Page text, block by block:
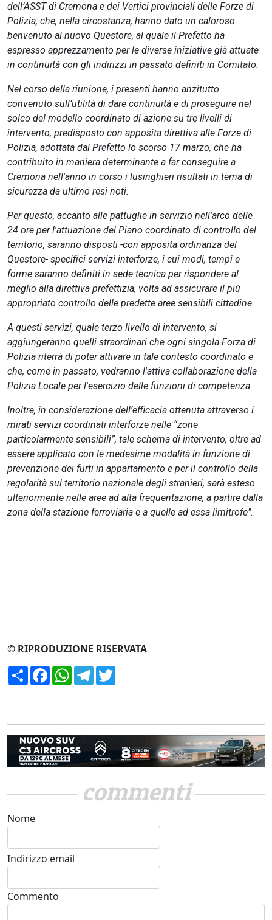
dell’ASST di Cremona e dei Vertici provinciali delle Forze di
Polizia, che, nella circostanza, hanno dato un caloroso
benvenuto al nuovo Questore, al quale il Prefetto ha
espresso apprezzamento per le diverse iniziative già attuate
in continuità con gli indirizzi in passato definiti in Comitato.
Nel corso della riunione, i presenti hanno anzitutto
convenuto sull’utilità di dare continuità e di proseguire nel
solco del modello coordinato di azione su tre livelli di
intervento, predisposto con apposita direttiva alle Forze di
Polizia, adottata dal Prefetto lo scorso 17 marzo, che ha
contribuito in maniera determinante a far conseguire a
Cremona nell'anno in corso i lusinghieri risultati in tema di
sicurezza da ultimo resi noti.
Per questo, accanto alle pattuglie in servizio nell'arco delle
24 ore per l'attuazione del Piano coordinato di controllo del
territorio, saranno disposti -con apposita ordinanza del
Questore- specifici servizi interforze, i cui modi, tempi e
forme saranno definiti in sede tecnica per rispondere al
meglio alla direttiva prefettizia, volta ad assicurare il più
appropriato controllo delle predette aree sensibili cittadine.
A questi servizi, quale terzo livello di intervento, si
aggiungeranno quelli straordinari che ogni singola Forza di
Polizia riterrà di poter attivare in tale contesto coordinato e
che, come in passato, vedranno l'attiva collaborazione della
Polizia Locale per l'esercizio delle funzioni di competenza.
Inoltre, in considerazione dell’efficacia ottenuta attraverso i
mirati servizi coordinati interforze nelle “zone
particolarmente sensibili”, tale schema di intervento, oltre ad
essere applicato con le medesime modalità in funzione di
prevenzione dei furti in appartamento e per il controllo della
regolarità sul territorio nazionale degli stranieri, sarà esteso
ulteriormente nelle aree ad alta frequentazione, a partire dalla
zona della stazione ferroviaria e a quelle ad essa limitrofe".
© RIPRODUZIONE RISERVATA
CondividiFacebookWhatsApp
Telegram
commenti
Nome
Indirizzo email
Commento